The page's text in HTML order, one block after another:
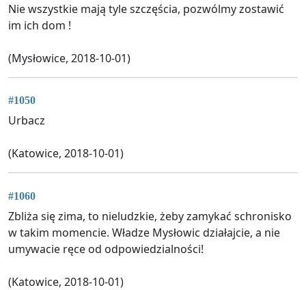
Nie wszystkie mają tyle szczęścia, pozwólmy zostawić
im ich dom !
(Mysłowice, 2018-10-01)
#1050
Urbacz
(Katowice, 2018-10-01)
#1060
Zbliża się zima, to nieludzkie, żeby zamykać schronisko
w takim momencie. Władze Mysłowic działajcie, a nie
umywacie ręce od odpowiedzialności!
(Katowice, 2018-10-01)